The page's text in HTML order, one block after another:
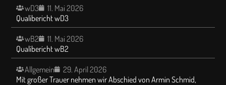
wD3
11. Mai 2026
Qualibericht wD3
wB2
11. Mai 2026
Qualibericht wB2
Allgemein
29. April 2026
Mit großer Trauer nehmen wir Abschied von Armin Schmid,